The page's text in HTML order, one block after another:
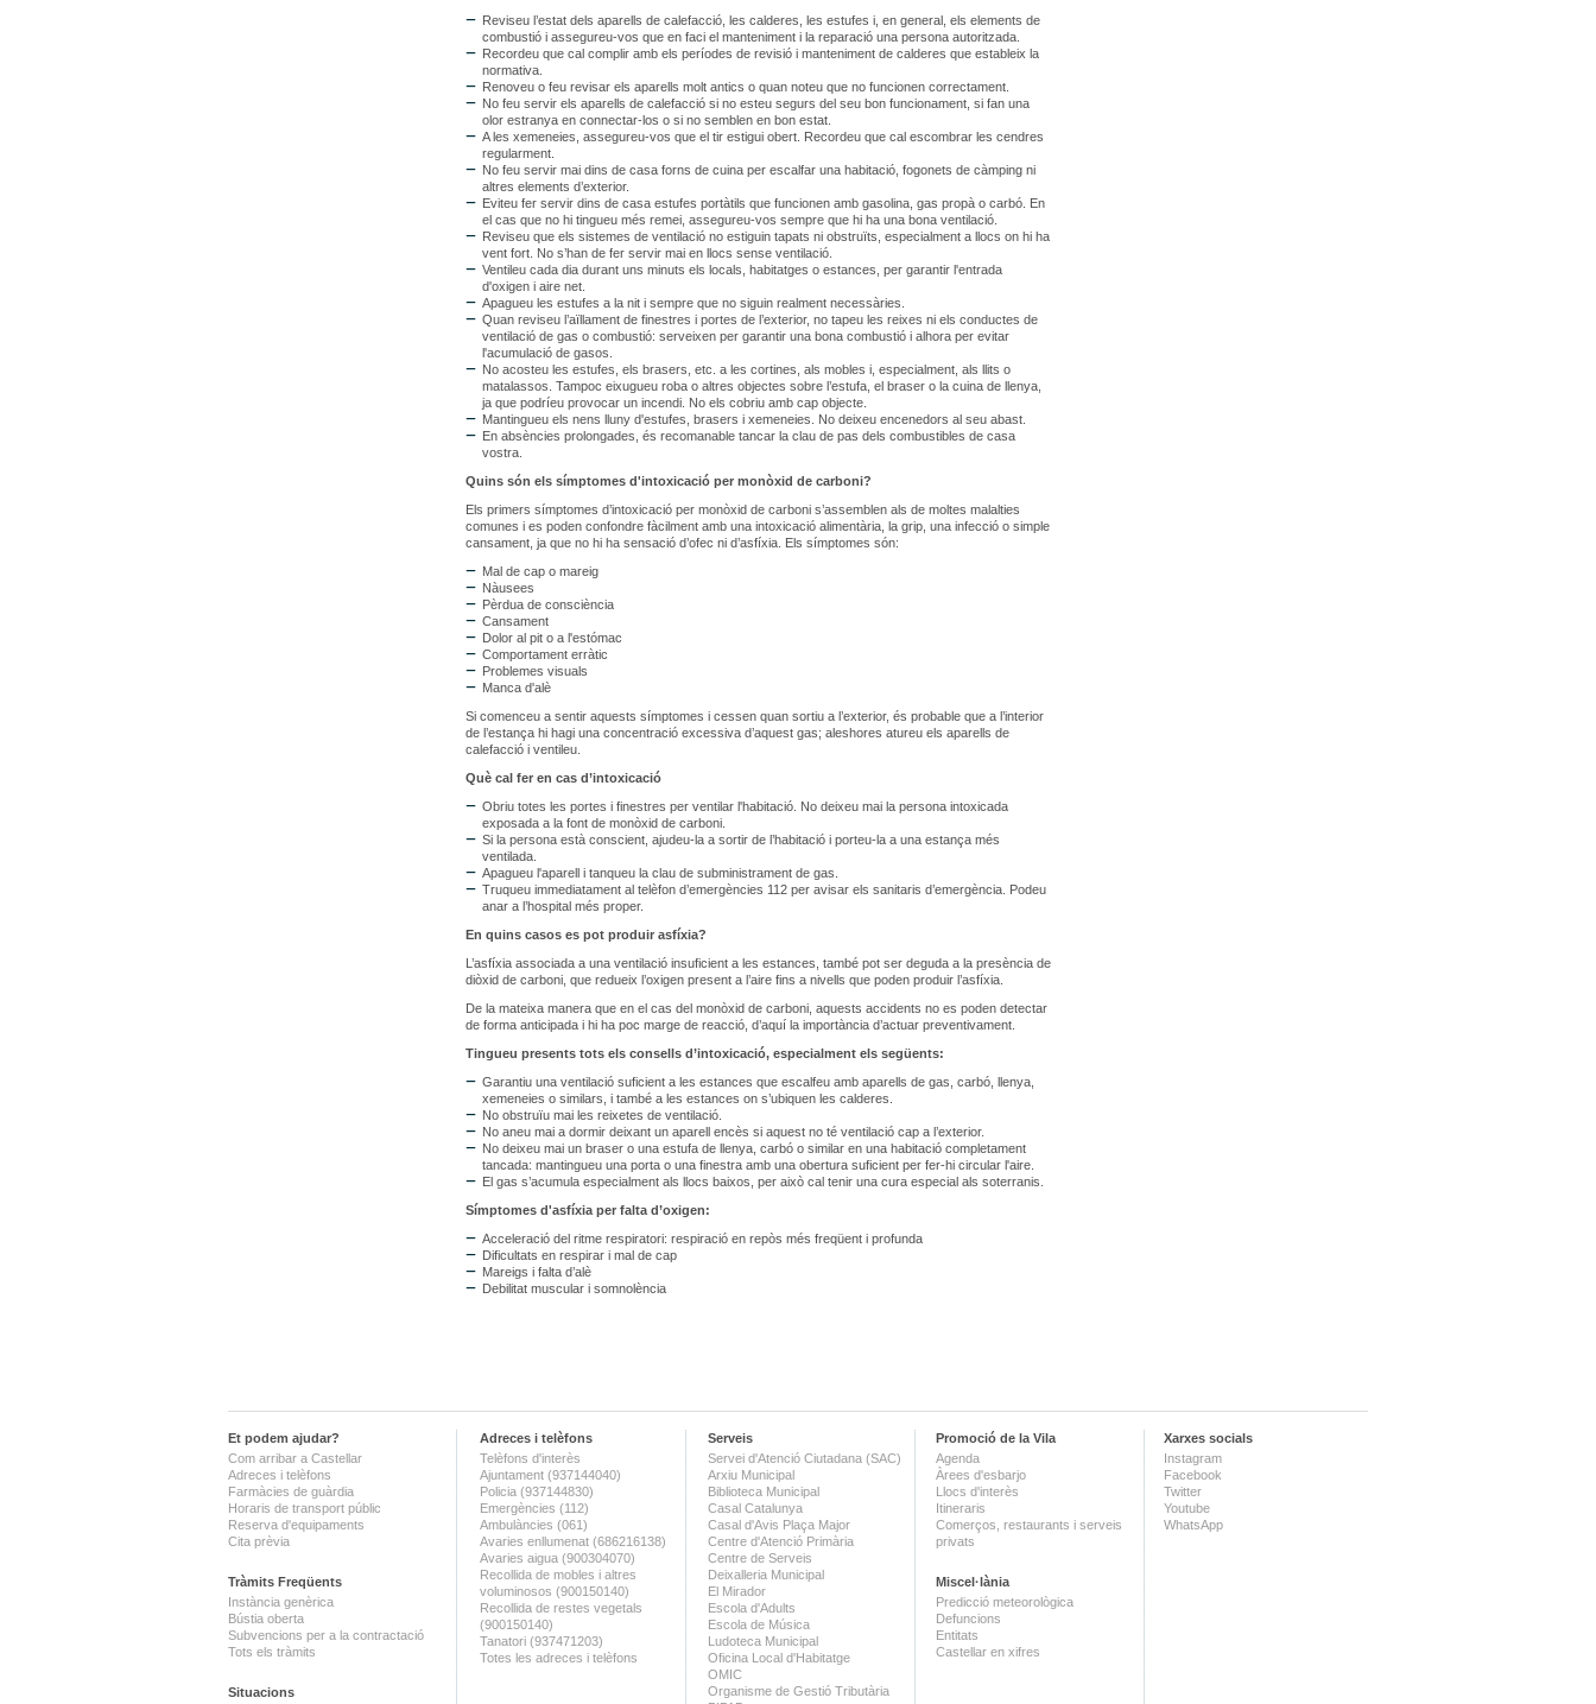
Reviseu l’estat dels aparells de calefacció, les calderes, les estufes i, en general, els elements de
combustió i assegureu-vos que en faci el manteniment i la reparació una persona autoritzada.
Recordeu que cal complir amb els períodes de revisió i manteniment de calderes que estableix la
normativa.
Renoveu o feu revisar els aparells molt antics o quan noteu que no funcionen correctament.
No feu servir els aparells de calefacció si no esteu segurs del seu bon funcionament, si fan una
olor estranya en connectar-los o si no semblen en bon estat.
A les xemeneies, assegureu-vos que el tir estigui obert. Recordeu que cal escombrar les cendres
regularment.
No feu servir mai dins de casa forns de cuina per escalfar una habitació, fogonets de càmping ni
altres elements d’exterior.
Eviteu fer servir dins de casa estufes portàtils que funcionen amb gasolina, gas propà o carbó. En
el cas que no hi tingueu més remei, assegureu-vos sempre que hi ha una bona ventilació.
Reviseu que els sistemes de ventilació no estiguin tapats ni obstruïts, especialment a llocs on hi ha
vent fort. No s’han de fer servir mai en llocs sense ventilació.
Ventileu cada dia durant uns minuts els locals, habitatges o estances, per garantir l'entrada
d'oxigen i aire net.
Apagueu les estufes a la nit i sempre que no siguin realment necessàries.
Quan reviseu l’aïllament de finestres i portes de l’exterior, no tapeu les reixes ni els conductes de
ventilació de gas o combustió: serveixen per garantir una bona combustió i alhora per evitar
l'acumulació de gasos.
No acosteu les estufes, els brasers, etc. a les cortines, als mobles i, especialment, als llits o
matalassos. Tampoc eixugueu roba o altres objectes sobre l’estufa, el braser o la cuina de llenya,
ja que podríeu provocar un incendi. No els cobriu amb cap objecte.
Mantingueu els nens lluny d'estufes, brasers i xemeneies. No deixeu encenedors al seu abast.
En absències prolongades, és recomanable tancar la clau de pas dels combustibles de casa
vostra.
Quins són els símptomes d'intoxicació per monòxid de carboni?
Els primers símptomes d’intoxicació per monòxid de carboni s’assemblen als de moltes malalties
comunes i es poden confondre fàcilment amb una intoxicació alimentària, la grip, una infecció o simple
cansament, ja que no hi ha sensació d’ofec ni d’asfíxia. Els símptomes són:
Mal de cap o mareig
Nàusees
Pèrdua de consciència
Cansament
Dolor al pit o a l'estómac
Comportament erràtic
Problemes visuals
Manca d'alè
Si comenceu a sentir aquests símptomes i cessen quan sortiu a l’exterior, és probable que a l’interior
de l’estança hi hagi una concentració excessiva d’aquest gas; aleshores atureu els aparells de
calefacció i ventileu.
Què cal fer en cas d’intoxicació
Obriu totes les portes i finestres per ventilar l'habitació. No deixeu mai la persona intoxicada
exposada a la font de monòxid de carboni.
Si la persona està conscient, ajudeu-la a sortir de l’habitació i porteu-la a una estança més
ventilada.
Apagueu l'aparell i tanqueu la clau de subministrament de gas.
Truqueu immediatament al telèfon d’emergències 112 per avisar els sanitaris d’emergència. Podeu
anar a l’hospital més proper.
En quins casos es pot produir asfíxia?
L’asfíxia associada a una ventilació insuficient a les estances, també pot ser deguda a la presència de
diòxid de carboni, que redueix l’oxigen present a l’aire fins a nivells que poden produir l’asfíxia.
De la mateixa manera que en el cas del monòxid de carboni, aquests accidents no es poden detectar
de forma anticipada i hi ha poc marge de reacció, d’aquí la importància d’actuar preventivament.
Tingueu presents tots els consells d’intoxicació, especialment els següents:
Garantiu una ventilació suficient a les estances que escalfeu amb aparells de gas, carbó, llenya,
xemeneies o similars, i també a les estances on s’ubiquen les calderes.
No obstruïu mai les reixetes de ventilació.
No aneu mai a dormir deixant un aparell encès si aquest no té ventilació cap a l’exterior.
No deixeu mai un braser o una estufa de llenya, carbó o similar en una habitació completament
tancada: mantingueu una porta o una finestra amb una obertura suficient per fer-hi circular l'aire.
El gas s’acumula especialment als llocs baixos, per això cal tenir una cura especial als soterranis.
Símptomes d'asfíxia per falta d’oxigen:
Acceleració del ritme respiratori: respiració en repòs més freqüent i profunda
Dificultats en respirar i mal de cap
Mareigs i falta d’alè
Debilitat muscular i somnolència
Et podem ajudar?
Com arribar a Castellar
Adreces i telèfons
Farmàcies de guàrdia
Horaris de transport públic
Reserva d'equipaments
Cita prèvia
Tràmits Freqüents
Instància genèrica
Bústia oberta
Subvencions per a la contractació
Tots els tràmits
Situacions
Adreces i telèfons
Telèfons d'interès
Ajuntament (937144040)
Policia (937144830)
Emergències (112)
Ambulàncies (061)
Avaries enllumenat (686216138)
Avaries aigua (900304070)
Recollida de mobles i altres
voluminosos (900150140)
Recollida de restes vegetals
(900150140)
Tanatori (937471203)
Totes les adreces i telèfons
Serveis
Servei d'Atenció Ciutadana (SAC)
Arxiu Municipal
Biblioteca Municipal
Casal Catalunya
Casal d'Avis Plaça Major
Centre d'Atenció Primària
Centre de Serveis
Deixalleria Municipal
El Mirador
Escola d'Adults
Escola de Música
Ludoteca Municipal
Oficina Local d'Habitatge
OMIC
Organisme de Gestió Tributària
Promoció de la Vila
Agenda
Àrees d'esbarjo
Llocs d'interès
Itineraris
Comerços, restaurants i serveis
privats
Miscel·lània
Predicció meteorològica
Defuncions
Entitats
Castellar en xifres
Xarxes socials
Instagram
Facebook
Twitter
Youtube
WhatsApp